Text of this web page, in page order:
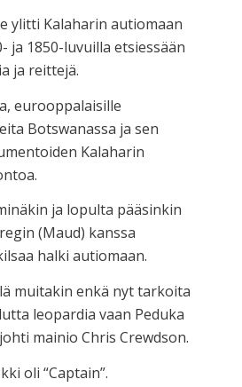
ylitti Kalaharin autiomaan
ja 1850-luvuilla etsiessään
ja reittejä.
eurooppalaisille
Botswanassa ja sen
Kalaharin
ja lopulta pääsinkin
(Maud) kanssa
halki autiomaan.
muitakin enkä nyt tarkoita
leopardia vaan Peduka
mainio Chris Crewdson.
oli “Captain”.